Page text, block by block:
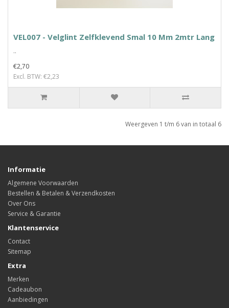
VEL007 - Velglint Zelfklevend Smal 10 Mm 2mtr Lang
..
€2,70
Excl. BTW: €2,23
Weergeven 1 t/m 6 van in totaal 6
Informatie
Algemene Voorwaarden
Bestellen & Betalen & Verzendkosten
Over Ons
Service & Garantie
Klantenservice
Contact
Sitemap
Extra
Merken
Cadeaubon
Aanbiedingen